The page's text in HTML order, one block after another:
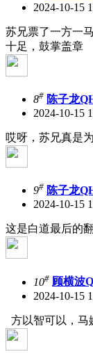
2024-10-15
苏兄票了一方一
十足，鼓掌盖章
8# 陈子龙
2024-10-15
哎呀，苏兄真是
9# 陈子龙
2024-10-15
这是白道最后的
10# 顾横波
2024-10-15
方以智可以，马